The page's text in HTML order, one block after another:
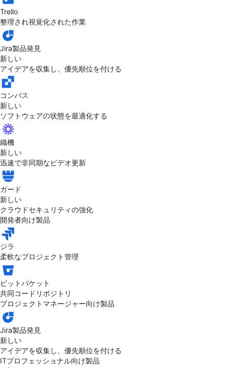
Trello
整理され視覚化された作業
Jira製品発見
新しい
アイデアを収集し、優先順位を付ける
コンパス
新しい
ソフトウェアの状態を最適化する
織機
新しい
迅速で非同期なビデオ更新
ガード
新しい
クラウドセキュリティの強化
開発者向け製品
ジラ
柔軟なプロジェクト管理
ビットバケット
共同コードリポジトリ
プロジェクトマネージャー向け製品
Jira製品発見
新しい
アイデアを収集し、優先順位を付ける
ITプロフェッショナル向け製品